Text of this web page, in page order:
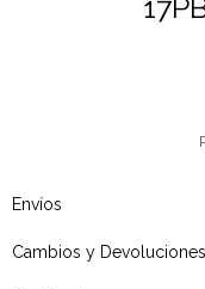
Envíos
Cambios y Devoluciones